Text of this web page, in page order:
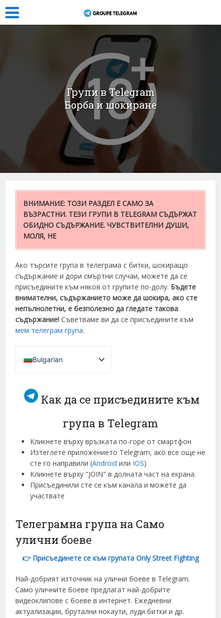
Групи в Telegram
Борба и шокиране
ВНИМАНИЕ: ТОЗИ РАЗДЕЛ Е САМО ЗА
ВЪЗРАСТНИ. ТЕЗИ ГРУПИ В TELEGRAM СЪДЪРЖАТ
ОБИДНО СЪДЪРЖАНИЕ. ЧУВСТВИТЕЛНИ ДУШИ,
МОЛЯ, НЕ
Ако търсите група в телеграма с битки, шокиращо
съдържание и дори смъртни случаи, можете да се
присъедините към някоя от групите по-долу. Бъдете
внимателни, съдържанието може да шокира, ако сте
непълнолетни, е безполезно да гледате такова
съдържание!Съветваме ви да се присъедините към
мем телеграм група.
Bulgarian
French (France)
English
Spanish
Portuguese (Portugal)
Greek
Chinese
Russian
Czech
Portuguese (Brazil)
Swedish
Finnish
Как да се присъедините към
група в Telegram
Кликнете върху връзката по-горе от смартфон
Изтеглете приложението Telegram, ако все още не
сте го направили (Android или IOS)
Кликнете върху "JOIN" в долната част на екрана.
Присъединили сте се към канала и можете да
участвате
Телеграмна група на Само
улични боеве
👉 Присъединете се към групата Only Street Fighting
Най-добрият източник на улични боеве в Telegram.
Само уличните боеве предлагат най-добрите
видеоклипове с боеве в интернет. Ежедневни
актуализации, брутални нокаути, луди битки и др.